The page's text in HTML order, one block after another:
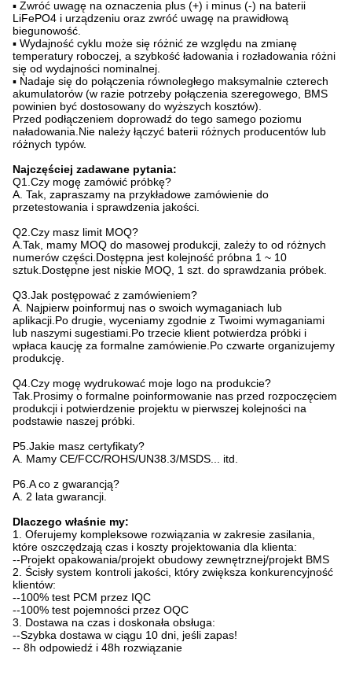
▪ Zwróć uwagę na oznaczenia plus (+) i minus (-) na baterii
LiFePO4 i urządzeniu oraz zwróć uwagę na prawidłową
biegunowość.
▪ Wydajność cyklu może się różnić ze względu na zmianę
temperatury roboczej, a szybkość ładowania i rozładowania różni
się od wydajności nominalnej.
▪ Nadaje się do połączenia równoległego maksymalnie czterech
akumulatorów (w razie potrzeby połączenia szeregowego, BMS
powinien być dostosowany do wyższych kosztów).
Przed podłączeniem doprowadź do tego samego poziomu
naładowania.Nie należy łączyć baterii różnych producentów lub
różnych typów.
Najczęściej zadawane pytania:
Q1.Czy mogę zamówić próbkę?
A. Tak, zapraszamy na przykładowe zamówienie do
przetestowania i sprawdzenia jakości.
Q2.Czy masz limit MOQ?
A.Tak, mamy MOQ do masowej produkcji, zależy to od różnych
numerów części.Dostępna jest kolejność próbna 1 ~ 10
sztuk.Dostępne jest niskie MOQ, 1 szt. do sprawdzania próbek.
Q3.Jak postępować z zamówieniem?
A. Najpierw poinformuj nas o swoich wymaganiach lub
aplikacji.Po drugie, wyceniamy zgodnie z Twoimi wymaganiami
lub naszymi sugestiami.Po trzecie klient potwierdza próbki i
wpłaca kaucję za formalne zamówienie.Po czwarte organizujemy
produkcję.
Q4.Czy mogę wydrukować moje logo na produkcie?
Tak.Prosimy o formalne poinformowanie nas przed rozpoczęciem
produkcji i potwierdzenie projektu w pierwszej kolejności na
podstawie naszej próbki.
P5.Jakie masz certyfikaty?
A. Mamy CE/FCC/ROHS/UN38.3/MSDS... itd.
P6.A co z gwarancją?
A. 2 lata gwarancji.
Dlaczego właśnie my:
1. Oferujemy kompleksowe rozwiązania w zakresie zasilania,
które oszczędzają czas i koszty projektowania dla klienta:
--Projekt opakowania/projekt obudowy zewnętrznej/projekt BMS
2. Ścisły system kontroli jakości, który zwiększa konkurencyjność
klientów:
--100% test PCM przez IQC
--100% test pojemności przez OQC
3. Dostawa na czas i doskonała obsługa:
--Szybka dostawa w ciągu 10 dni, jeśli zapas!
-- 8h odpowiedź i 48h rozwiązanie